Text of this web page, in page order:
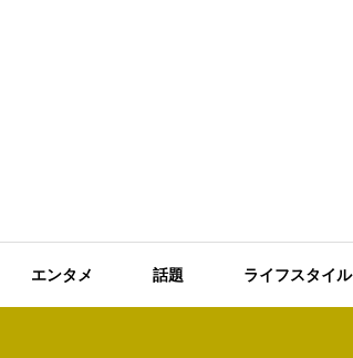
エンタメ 話題 ライフスタイル